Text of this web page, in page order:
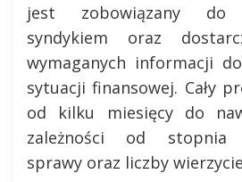
jest zobowiązany do
syndykiem oraz
wymaganych informacji
sytuacji finansowej. Cały
od kilku miesięcy do
zależności od stopnia
sprawy oraz liczby